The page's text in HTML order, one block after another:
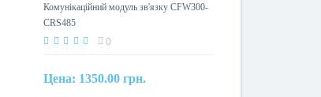
Комунікаційний модуль зв'язку CFW300-
CRS485
0
Цена: 1350.00 грн.